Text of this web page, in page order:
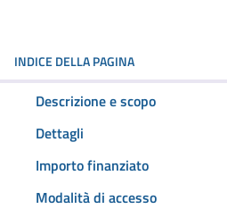
INDICE DELLA PAGINA
Descrizione e scopo
Dettagli
Importo finanziato
Modalità di accesso